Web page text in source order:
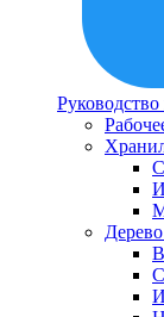
Руководство